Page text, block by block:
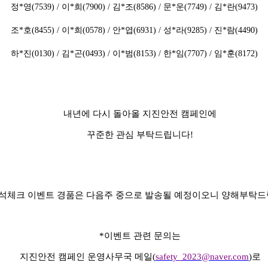
정*영(7539) / 이*희(7900) / 김*조(8586) / 문*운(7749) / 김*란(9473)
조*호(8455) / 이*희(0578) / 안*엽(6931) / 성*라(9285) / 진*람(4490)
하*진(0130) / 김*곤(0493) / 이*범(8153) / 한*임(7707) / 임*훈(8172)
내년에 다시 돌아올 지진안전 캠페인에
꾸준한 관심 부탁드립니다!
체크 이벤트 경품은 다음주 중으로 발송될 예정이오니 양해부탁
*이벤트 관련 문의는
지진안전 캠페인 운영사무국 메일(safety_2023@naver.com)로